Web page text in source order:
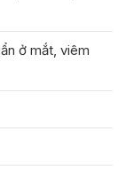
ở mắt, viêm